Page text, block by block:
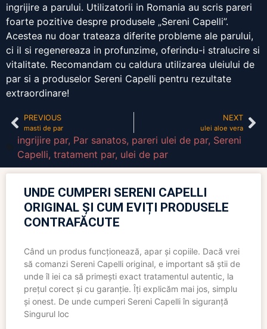
ingrijire a parului. Utilizatorii in Romania au scris pareri
foarte pozitive despre produsele „Sereni Capelli”.
Acestea nu doar trateaza diferite probleme ale parului,
ci il si regenereaza in profunzime, oferindu-i stralucire si
vitalitate. Recomandam cu caldura utilizarea uleiului de
par si a produselor Sereni Capelli pentru rezultate
extraordinare!
PREVIOUS
masti de par
NEXT
ulei aloe vera
ingrijire par, Par sanatos, pareri ulei de par, Sereni
Capelli, tratament par, ulei de par
UNDE CUMPERI SERENI CAPELLI
ORIGINAL ȘI CUM EVIȚI PRODUSELE
CONTRAFĂCUTE
Când un produs funcționează, apar și copiile. Dacă vrei
să comanzi Sereni Capelli original, e important să știi de
unde îl iei ca să primești exact tratamentul autentic, la
prețul corect și cu garanție. Îți explicăm mai jos, simplu
și onest. De unde cumperi Sereni Capelli în siguranță
Singurul loc